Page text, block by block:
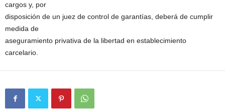
cargos y, por
disposición de un juez de control de garantías, deberá de cumplir
medida de
aseguramiento privativa de la libertad en establecimiento
carcelario.